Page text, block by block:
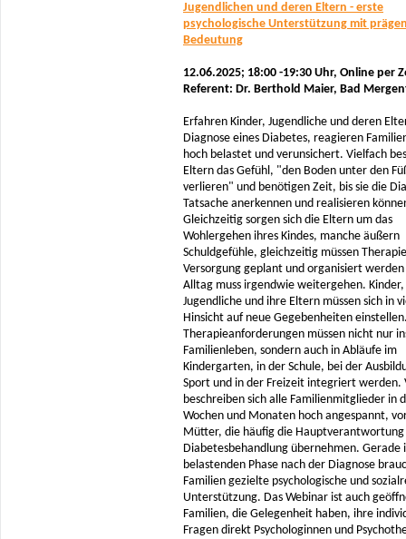
Jugendlichen und deren Eltern - erste
psychologische Unterstützung mit
Bedeutung
12.06.2025; 18:00 -19:30 Uhr, Online per
Referent: Dr. Berthold Maier, Bad
Erfahren Kinder, Jugendliche und deren
Diagnose eines Diabetes, reagieren
hoch belastet und verunsichert. Vielfach
Eltern das Gefühl, "den Boden unter den
verlieren" und benötigen Zeit, bis sie die
Tatsache anerkennen und realisieren
Gleichzeitig sorgen sich die Eltern um das
Wohlergehen ihres Kindes, manche äußern
Schuldgefühle, gleichzeitig müssen
Versorgung geplant und organisiert
Alltag muss irgendwie weitergehen. Kinder,
Jugendliche und ihre Eltern müssen sich in
Hinsicht auf neue Gegebenheiten
Therapieanforderungen müssen nicht nur
Familienleben, sondern auch in Abläufe im
Kindergarten, in der Schule, bei der
Sport und in der Freizeit integriert werden.
beschreiben sich alle Familienmitglieder in
Wochen und Monaten hoch angespannt,
Mütter, die häufig die
Diabetesbehandlung übernehmen. Gerade
belastenden Phase nach der Diagnose
Familien gezielte psychologische und
Unterstützung. Das Webinar ist auch
Familien, die Gelegenheit haben, ihre
Fragen direkt Psychologinnen und